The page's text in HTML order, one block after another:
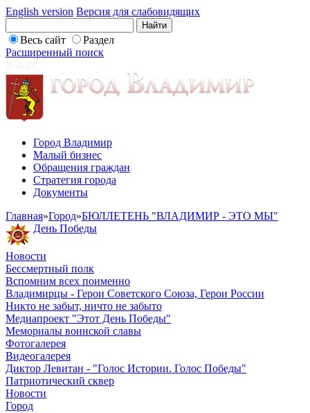
English version Версия для слабовидящих
Весь сайт
Раздел
Расширенный поиск
Город Владимир
Малый бизнес
Обращения граждан
Стратегия города
Документы
Главная»Город»БЮЛЛЕТЕНЬ "ВЛАДИМИР - ЭТО МЫ"
День Победы
Новости
Бессмертный полк
Вспомним всех поименно
Владимирцы - Герои Советского Союза, Герои России
Никто не забыт, ничто не забыто
Медиапроект "Этот День Победы"
Мемориалы воинской славы
Фотогалерея
Видеогалерея
Диктор Левитан - "Голос Истории. Голос Победы"
Патриотический сквер
Новости
Город